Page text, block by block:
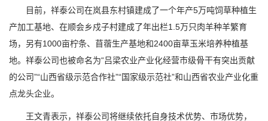
目前，祥泰公司在岚县东村镇建成了一个年产5万吨饲草种植生
产加工基地、在顺会乡戍子村建成了年出栏1.5万只肉羊种羊繁育
场，另有1000亩柠条、苜蓿生产基地和2400亩草玉米培养种植基
地。祥泰公司也被命名为“吕梁农业产业化经营市级骨干有突出贡献
的公司”“山西省级示范合作社”“国家级示范社”和山西省农业产业化重
点龙头企业。
王文青表示，祥泰公司将继续依托自身技术优势、市场优势，